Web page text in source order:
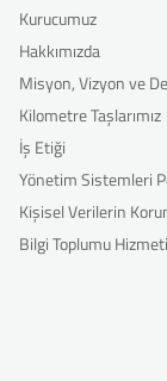
Kurucumuz
Hakkımızda
Misyon, Vizyon ve
Kilometre Taşlarımız
İş Etiği
Yönetim Sistemleri
Kişisel Verilerin
Bilgi Toplumu Hizmeti